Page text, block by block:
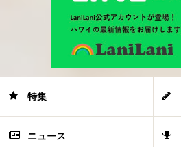
特集
ニュース